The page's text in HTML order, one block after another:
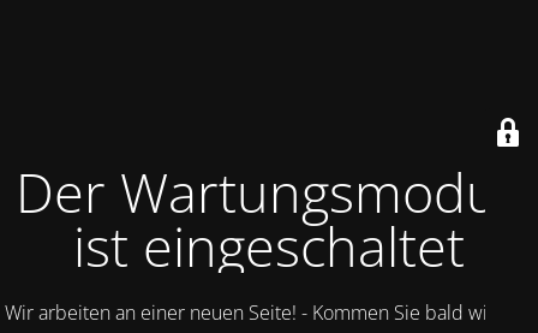
Der Wartungsmodus
ist eingeschaltet
Wir arbeiten an einer neuen Seite! - Kommen Sie bald wieder.